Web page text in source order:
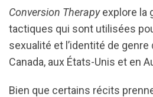
Conversion Therapyexplore la
tactiques qui sont utilisées
sexualité et l’identité de genre
Canada, aux États-Unis et en
Bien que certains récits